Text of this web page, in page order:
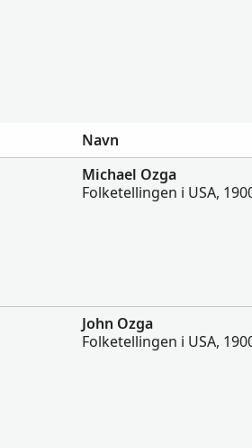
Navn
Michael Ozga
Folketellingen i USA,
John Ozga
Folketellingen i USA,